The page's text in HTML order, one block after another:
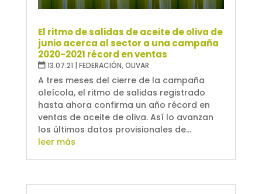
El ritmo de salidas de aceite de oliva de
junio acerca al sector a una campaña
2020-2021 récord en ventas
13.07.21 | FEDERACIÓN,OLIVAR
A tres meses del cierre de la campaña
oleícola, el ritmo de salidas registrado
hasta ahora confirma un año récord en
ventas de aceite de oliva. Así lo avanzan
los últimos datos provisionales de...
leer más